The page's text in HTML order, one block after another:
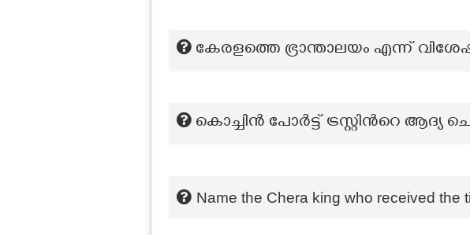
കേരളത്തെ ഭ്രാന്താലയം എന്ന്
കൊച്ചിൻ പോർട്ട് ട്രസ്റ്റിന്‍റെ ആദ്യ
Name the Chera king who received the